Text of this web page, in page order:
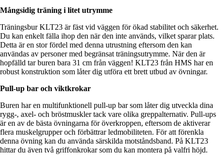
Mångsidig träning i litet utrymme
Träningsbur KLT23 är fäst vid väggen för ökad stabilitet och säkerhet.
Du kan enkelt fälla ihop den när den inte används, vilket sparar plats.
Detta är en stor fördel med denna utrustning eftersom den kan
användas av personer med begränsat träningsutrymme. När den är
hopfälld tar buren bara 31 cm från väggen! KLT23 från HMS har en
robust konstruktion som låter dig utföra ett brett utbud av övningar.
Pull-up bar och viktkrokar
Buren har en multifunktionell pull-up bar som låter dig utveckla dina
rygg-, axel- och bröstmuskler tack vare olika greppalternativ. Pull-ups
är en av de bästa övningarna för överkroppen, eftersom de aktiverar
flera muskelgrupper och förbättrar ledmobiliteten. För att förenkla
denna övning kan du använda särskilda motståndsband. På KLT23
hittar du även två griffonkrokar som du kan montera på valfri höjd.